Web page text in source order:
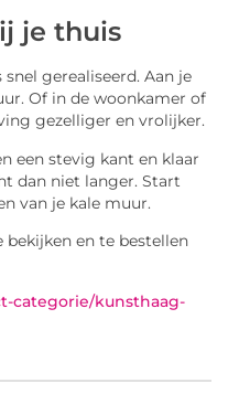
je thuis
gerealiseerd. Aan je
Of in de woonkamer of
gezelliger en vrolijker.
een stevig kant en klaar
dan niet langer. Start
van je kale muur.
bekijken en te bestellen
categorie/kunsthaag-